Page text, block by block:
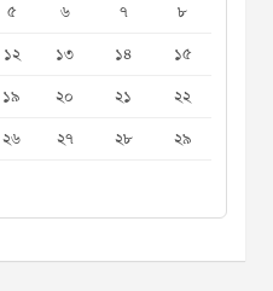
৫ ৬ ৭
৮
১২ ১৩ ১৪
১৫
১৯ ২০ ২১
২২
২৬ ২৭ ২৮
২৯